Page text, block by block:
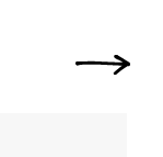
次の画像